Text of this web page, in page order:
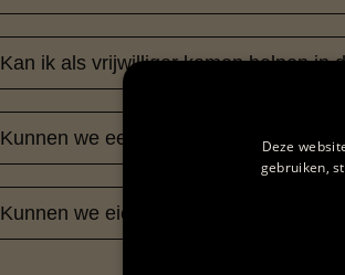
Kan ik als vrijwilliger komen helpen in
Kunnen we een teamdag bij jullie
Kunnen we eieren of vlees kopen?
Deze
gebruiken,